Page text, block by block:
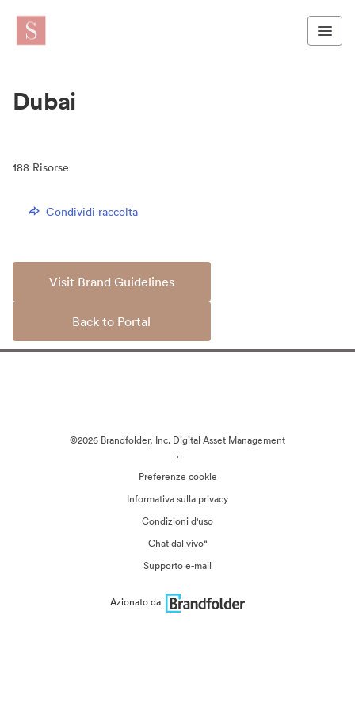
Dubai
188 Risorse
Condividi raccolta
Visit Brand Guidelines
Back to Portal
©2026 Brandfolder, Inc. Digital Asset Management
·
Preferenze cookie
Informativa sulla privacy
Condizioni d'uso
Chat dal vivo“
Supporto e-mail
Azionato da